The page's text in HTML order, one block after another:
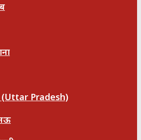
(Uttar Pradesh)